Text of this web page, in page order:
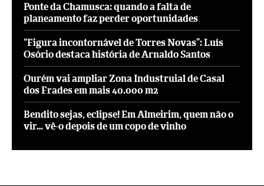
Ponte da Chamusca: quando a falta de
planeamento faz perder oportunidades
“Figura incontornável de Torres Novas”: Luís
Osório destaca história de Arnaldo Santos
Ourém vai ampliar Zona Industruial de Casal
dos Frades em mais 40.000 m2
Bendito sejas, eclipse! Em Almeirim, quem não o
vir… vê-o depois de um copo de vinho